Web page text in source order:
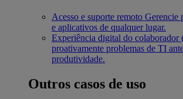
Acesso e suporte remoto Gerencie
e aplicativos de qualquer lugar.
Experiência digital do
proativamente problemas de TI
produtividade.
Outros casos de uso